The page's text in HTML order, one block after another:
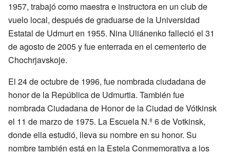
1957, trabajó como maestra e instructora en un club de
vuelo local, después de graduarse de la Universidad
Estatal de Udmurt en 1955. Nina Uliánenko falleció el 31
de agosto de 2005 y fue enterrada en el cementerio de
Chochrjavskoje.
El 24 de octubre de 1996, fue nombrada ciudadana de
honor de la República de Udmurtia. También fue
nombrada Ciudadana de Honor de la Ciudad de Vótkinsk
el 11 de marzo de 1975. La Escuela N.º 6 de Votkinsk,
donde ella estudió, lleva su nombre en su honor. Su
nombre también está en la Estela Conmemorativa a los